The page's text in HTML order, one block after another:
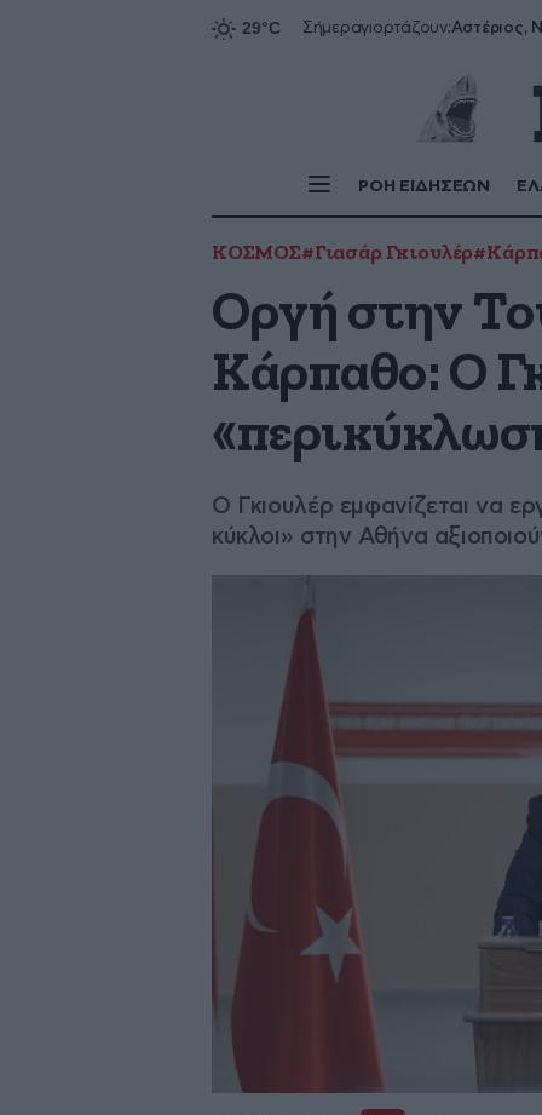
Σήμεραγιορτάζουν:Αστέριος,
ΡΟΗ ΕΙΔΗΣΕΩΝ
ΚΟΣΜΟΣ#Γιασάρ Γκιουλέρ
Οργή στην
Κάρπαθο: Ο
Ο Γκιουλέρ εμφανίζεται να
κύκλοι» στην Αθήνα